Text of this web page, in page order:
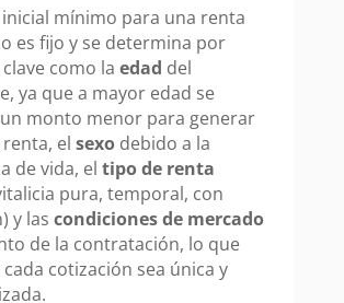
inicial mínimo para una renta
es fijo y se determina por
como la edad del
ya que a mayor edad se
monto menor para generar
el sexodebido a la
de vida, el tipo de renta
pura, temporal, con
y las condiciones de mercado
de la contratación, lo que
cotización sea única y